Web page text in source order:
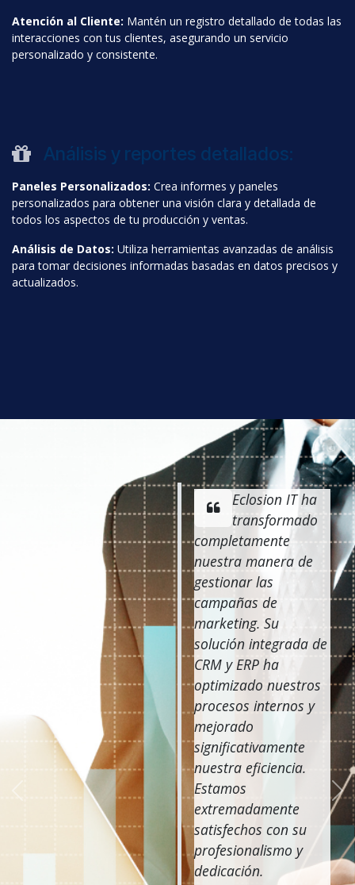
Atención al Cliente: Mantén un registro detallado de todas las
interacciones con tus clientes, asegurando un servicio
personalizado y consistente.
Análisis y reportes detallados:
Paneles Personalizados: Crea informes y paneles
personalizados para obtener una visión clara y detallada de
todos los aspectos de tu producción y ventas.
Análisis de Datos: Utiliza herramientas avanzadas de análisis
para tomar decisiones informadas basadas en datos precisos y
actualizados.
Eclosion IT ha
transformado
completamente
nuestra manera de
gestionar las
campañas de
marketing. Su
solución integrada de
CRM y ERP ha
optimizado nuestros
procesos internos y
mejorado
significativamente
nuestra eficiencia.
Estamos
extremadamente
satisfechos con su
profesionalismo y
dedicación.